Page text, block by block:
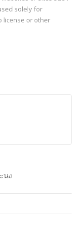
solely for
license or other
นง